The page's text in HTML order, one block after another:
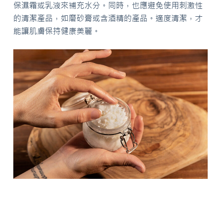
保濕霜或乳液來補充水分。同時，也應避免使用刺激性
的清潔產品，如磨砂膏或含酒精的產品。適度清潔，才
能讓肌膚保持健康美麗。